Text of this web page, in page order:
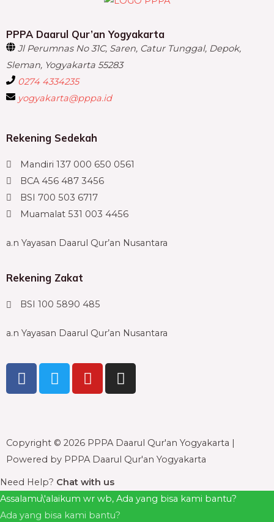
PPPA Daarul Qur’an Yogyakarta
Jl Perumnas No 31C, Saren, Catur Tunggal, Depok,
Sleman, Yogyakarta 55283
0274 4334235
yogyakarta@pppa.id
Rekening Sedekah
Mandiri 137 000 650 0561
BCA 456 487 3456
BSI 700 503 6717
Muamalat 531 003 4456
a.n Yayasan Daarul Qur’an Nusantara
Rekening Zakat
BSI 100 5890 485
a.n Yayasan Daarul Qur’an Nusantara
F
a
o
o
k
-
f
T
w
e
r
Y
o
b
e
I
n
g
r
m
Copyright © 2026 PPPA Daarul Qur'an Yogyakarta |
Powered by PPPA Daarul Qur'an Yogyakarta
Need Help? Chat with us
Assalamu\'alaikum wr wb, Ada yang bisa kami bantu?
Ada yang bisa kami bantu?